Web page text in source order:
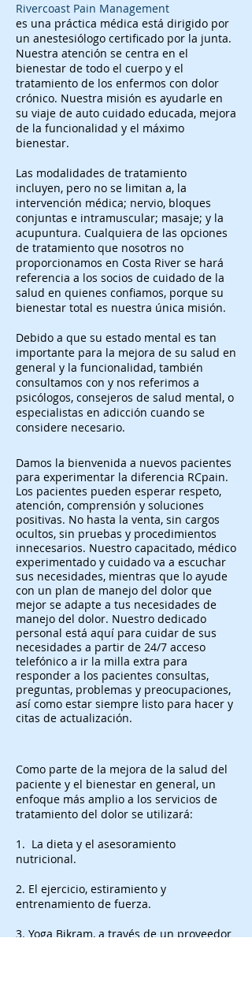
Rivercoast Pain Management
es una práctica médica está dirigido por
un anestesiólogo certificado por la junta.
Nuestra atención se centra en el
bienestar de todo el cuerpo y el
tratamiento de los enfermos con dolor
crónico. Nuestra misión es ayudarle en
su viaje de auto cuidado educada, mejora
de la funcionalidad y el máximo
bienestar.
Las modalidades de tratamiento
incluyen, pero no se limitan a, la
intervención médica; nervio, bloques
conjuntas e intramuscular; masaje; y la
acupuntura. Cualquiera de las opciones
de tratamiento que nosotros no
proporcionamos en Costa River se hará
referencia a los socios de cuidado de la
salud en quienes confiamos, porque su
bienestar total es nuestra única misión.
Debido a que su estado mental es tan
importante para la mejora de su salud en
general y la funcionalidad, también
consultamos con y nos referimos a
psicólogos, consejeros de salud mental, o
especialistas en adicción cuando se
considere necesario.
Damos la bienvenida a nuevos pacientes
para experimentar la diferencia RCpain.
Los pacientes pueden esperar respeto,
atención, comprensión y soluciones
positivas. No hasta la venta, sin cargos
ocultos, sin pruebas y procedimientos
innecesarios. Nuestro capacitado, médico
experimentado y cuidado va a escuchar
sus necesidades, mientras que lo ayude
con un plan de manejo del dolor que
mejor se adapte a tus necesidades de
manejo del dolor. Nuestro dedicado
personal está aquí para cuidar de sus
necesidades a partir de 24/7 acceso
telefónico a ir la milla extra para
responder a los pacientes consultas,
preguntas, problemas y preocupaciones,
así como estar siempre listo para hacer y
citas de actualización.
Como parte de la mejora de la salud del
paciente y el bienestar en general, un
enfoque más amplio a los servicios de
tratamiento del dolor se utilizará:
1. La dieta y el asesoramiento
nutricional.
2. El ejercicio, estiramiento y
entrenamiento de fuerza.
3. Yoga Bikram, a través de un proveedor